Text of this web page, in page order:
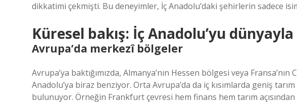
dikkatimi çekmişti. Bu deneyimler, İç Anadolu’daki şehirlerin sadece
Küresel bakış: İç Anadolu’yu
Avrupa’da merkezî bölgeler
Avrupa’ya baktığımızda, Almanya’nın Hessen bölgesi veya
Anadolu’ya biraz benziyor. Orta Avrupa’da da iç kısımlarda geniş
bulunuyor. Örneğin Frankfurt çevresi hem finans hem tarım